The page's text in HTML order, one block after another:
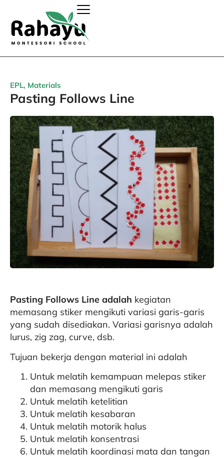
EPL, Materials
Pasting Follows Line
Pasting Follows Line adalah kegiatan
memasang stiker mengikuti variasi garis-garis
yang sudah disediakan. Variasi garisnya adalah
lurus, zig zag, curve, dsb.
Tujuan bekerja dengan material ini adalah
Untuk melatih kemampuan melepas stiker
dan memasang mengikuti garis
Untuk melatih ketelitian
Untuk melatih kesabaran
Untuk melatih motorik halus
Untuk melatih konsentrasi
Untuk melatih koordinasi mata dan tangan